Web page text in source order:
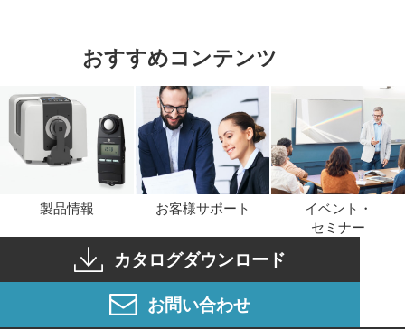
おすすめコンテンツ
製品情報 お客様サポート
イベント・
セミナー
カタログダウンロード
お問い合わせ